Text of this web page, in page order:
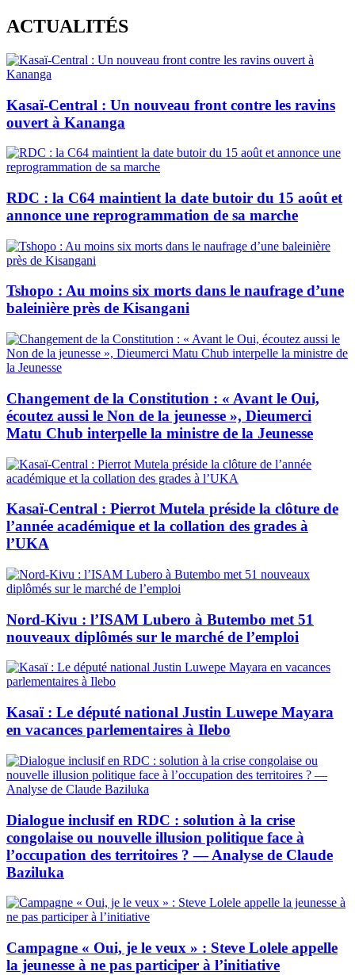
Skip
to
content
ACTUALITÉS
Kasaï-Central : Un nouveau front contre les ravins
ouvert à Kananga
RDC : la C64 maintient la date butoir du 15 août et
annonce une reprogrammation de sa marche
Tshopo : Au moins six morts dans le naufrage d’une
baleinière près de Kisangani
Changement de la Constitution : « Avant le Oui,
écoutez aussi le Non de la jeunesse », Dieumerci
Matu Chub interpelle la ministre de la Jeunesse
Kasaï-Central : Pierrot Mutela préside la clôture de
l’année académique et la collation des grades à
l’UKA
Nord-Kivu : l’ISAM Lubero à Butembo met 51
nouveaux diplômés sur le marché de l’emploi
Kasaï : Le député national Justin Luwepe Mayara
en vacances parlementaires à Ilebo
Dialogue inclusif en RDC : solution à la crise
congolaise ou nouvelle illusion politique face à
l’occupation des territoires ? — Analyse de Claude
Baziluka
Campagne « Oui, je le veux » : Steve Lolele appelle
la jeunesse à ne pas participer à l’initiative